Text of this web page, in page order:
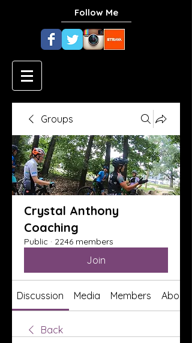
Follow Me
Groups
Crystal Anthony
Coaching
Public · 2246 members
Join
Discussion Media Members About
Back